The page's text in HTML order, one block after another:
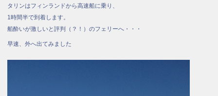
タリンはフィンランドから高速船に乗り、
1時間半で到着します。
船酔いが激しいと評判（？！）のフェリーへ・・・
早速、外へ出てみました